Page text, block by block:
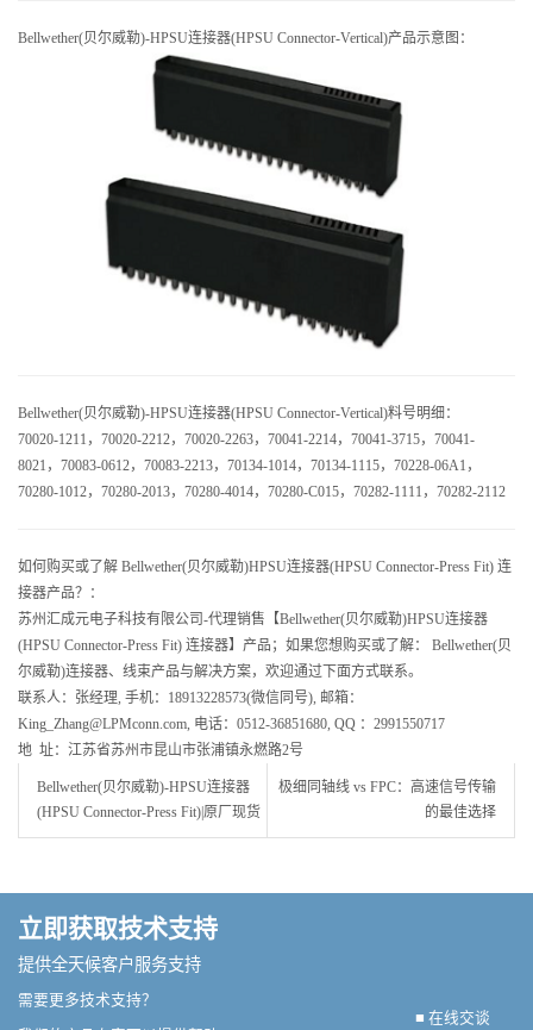
Bellwether(贝尔威勒)-HPSU连接器(HPSU Connector-Vertical)产品示意图：
Bellwether(贝尔威勒)-HPSU连接器(HPSU Connector-Vertical)料号明细：
70020-1211，70020-2212，70020-2263，70041-2214，70041-3715，70041-
8021，70083-0612，70083-2213，70134-1014，70134-1115，70228-06A1，
70280-1012，70280-2013，70280-4014，70280-C015，70282-1111，70282-2112
如何购买或了解 Bellwether(贝尔威勒)HPSU连接器(HPSU Connector-Press Fit) 连
接器产品？：
苏州汇成元电子科技有限公司-代理销售【Bellwether(贝尔威勒)HPSU连接器
(HPSU Connector-Press Fit) 连接器】产品；如果您想购买或了解： Bellwether(贝
尔威勒)连接器、线束产品与解决方案，欢迎通过下面方式联系。
联系人：张经理, 手机：18913228573(微信同号), 邮箱：
King_Zhang@LPMconn.com, 电话：0512-36851680, QQ ：2991550717
地 址：江苏省苏州市昆山市张浦镇永燃路2号
Bellwether(贝尔威勒)-HPSU连接器
(HPSU Connector-Press Fit)|原厂现货
极细同轴线 vs FPC：高速信号传输
的最佳选择
立即获取技术支持
提供全天候客户服务支持
需要更多技术支持？
■ 在线交谈